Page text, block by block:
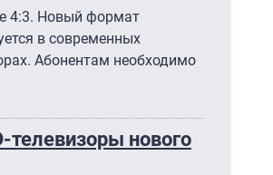
4:3. Новый формат
в современных
Абонентам необходимо
телевизоры нового